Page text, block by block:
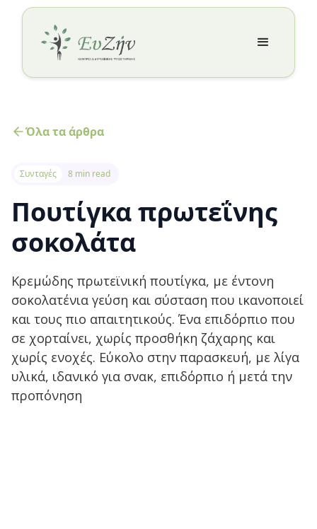
Όλα τα άρθρα
Συνταγές 8 min read
Πουτίγκα πρωτεΐνης
σοκολάτα
Κρεμώδης πρωτεϊνική πουτίγκα, με έντονη
σοκολατένια γεύση και σύσταση που ικανοποιεί
και τους πιο απαιτητικούς. Ένα επιδόρπιο που
σε χορταίνει, χωρίς προσθήκη ζάχαρης και
χωρίς ενοχές. Εύκολο στην παρασκευή, με λίγα
υλικά, ιδανικό για σνακ, επιδόρπιο ή μετά την
προπόνηση